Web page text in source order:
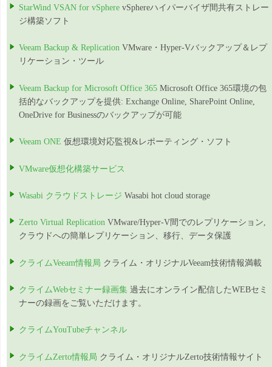
StarWind VSAN for vSphere vSphereハイパーバイザ間共有ストレー
ジ構築ソフト
Veeam Backup & Replication VMware・Hyper-Vバックアップ＆レプ
リケーション・ツール
Veeam Backup for Microsoft Office 365 Microsoft Office 365環境の包
括的なバックアップを提供: Exchange Online, SharePoint Online,
OneDrive for Businessのバックアップが可能
Veeam ONE 仮想環境対応監視&レポーティング・ソフト
VMware仮想化構築サービス
Wasabi クラウドストレージ Wasabi hot cloud storage
Zerto Virtual Replication VMware/Hyper-V間でのレプリケーション,
クラウドへの簡単レプリケーション、移行、データ保護
クライムVeeam情報局 クライム・オリジナルVeeam技術情報満載
クライムWebセミナー録画集 過去にオンライン配信したWEBセミ
ナーの録画をご覧いただけます。
クライムYouTubeチャンネル
クライムZerto情報局 クライム・オリジナルZerto技術情報サイト